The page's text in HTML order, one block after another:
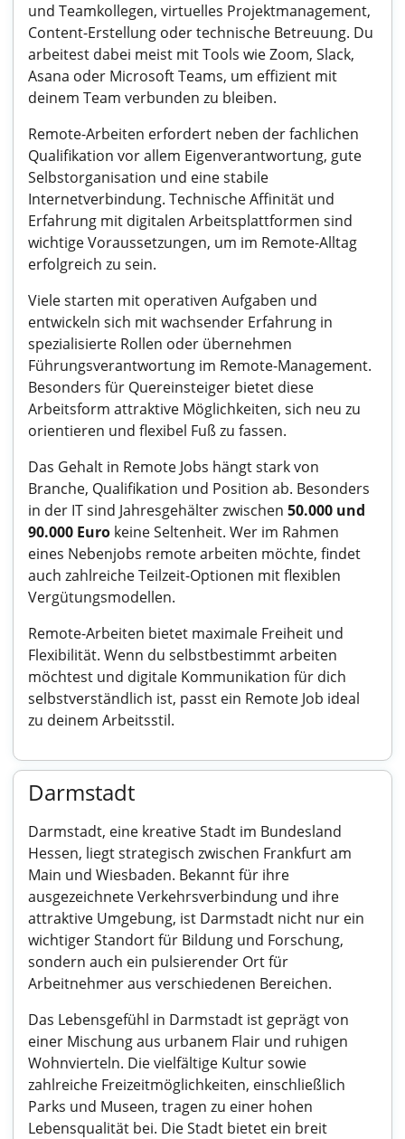
und Teamkollegen, virtuelles Projektmanagement,
Content-Erstellung oder technische Betreuung. Du
arbeitest dabei meist mit Tools wie Zoom, Slack,
Asana oder Microsoft Teams, um effizient mit
deinem Team verbunden zu bleiben.
Remote-Arbeiten erfordert neben der fachlichen
Qualifikation vor allem Eigenverantwortung, gute
Selbstorganisation und eine stabile
Internetverbindung. Technische Affinität und
Erfahrung mit digitalen Arbeitsplattformen sind
wichtige Voraussetzungen, um im Remote-Alltag
erfolgreich zu sein.
Viele starten mit operativen Aufgaben und
entwickeln sich mit wachsender Erfahrung in
spezialisierte Rollen oder übernehmen
Führungsverantwortung im Remote-Management.
Besonders für Quereinsteiger bietet diese
Arbeitsform attraktive Möglichkeiten, sich neu zu
orientieren und flexibel Fuß zu fassen.
Das Gehalt in Remote Jobs hängt stark von
Branche, Qualifikation und Position ab. Besonders
in der ITsind Jahresgehälter zwischen 50.000 und
90.000 Euro keine Seltenheit. Wer im Rahmen
eines Nebenjobs remote arbeiten möchte, findet
auch zahlreiche Teilzeit-Optionen mit flexiblen
Vergütungsmodellen.
Remote-Arbeiten bietet maximale Freiheit und
Flexibilität. Wenn du selbstbestimmt arbeiten
möchtest und digitale Kommunikation für dich
selbstverständlich ist, passt ein Remote Job ideal
zu deinem Arbeitsstil.
Darmstadt
Darmstadt, eine kreative Stadt im Bundesland
Hessen, liegt strategisch zwischen Frankfurt am
Main und Wiesbaden. Bekannt für ihre
ausgezeichnete Verkehrsverbindung und ihre
attraktive Umgebung, ist Darmstadt nicht nur ein
wichtiger Standort für Bildung und Forschung,
sondern auch ein pulsierender Ort für
Arbeitnehmer aus verschiedenen Bereichen.
Das Lebensgefühl in Darmstadt ist geprägt von
einer Mischung aus urbanem Flair und ruhigen
Wohnvierteln. Die vielfältige Kultur sowie
zahlreiche Freizeitmöglichkeiten, einschließlich
Parks und Museen, tragen zu einer hohen
Lebensqualität bei. Die Stadt bietet ein breit